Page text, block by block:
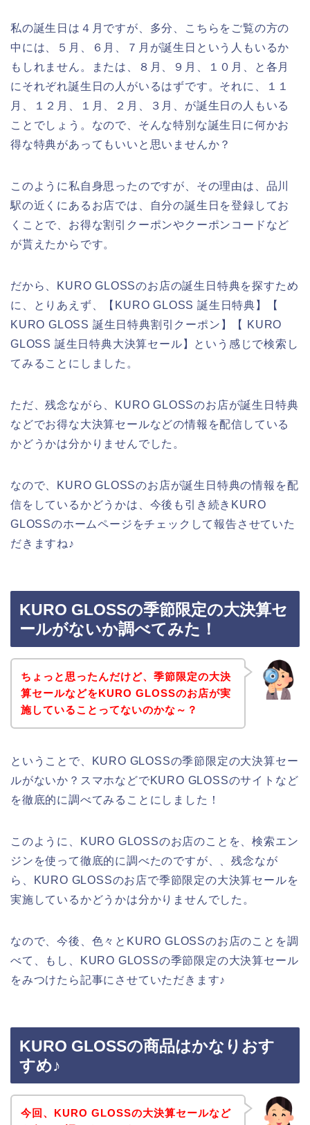
私の誕生日は４月ですが、多分、こちらをご覧の方の
中には、５月、６月、７月が誕生日という人もいるか
もしれません。または、８月、９月、１０月、と各月
にそれぞれ誕生日の人がいるはずです。それに、１１
月、１２月、１月、２月、３月、が誕生日の人もいる
ことでしょう。なので、そんな特別な誕生日に何かお
得な特典があってもいいと思いませんか？
このように私自身思ったのですが、その理由は、品川
駅の近くにあるお店では、自分の誕生日を登録してお
くことで、お得な割引クーポンやクーポンコードなど
が貰えたからです。
だから、KURO GLOSSのお店の誕生日特典を探すため
に、とりあえず、【KURO GLOSS 誕生日特典】【
KURO GLOSS 誕生日特典割引クーポン】【 KURO
GLOSS 誕生日特典大決算セール】という感じで検索し
てみることにしました。
ただ、残念ながら、KURO GLOSSのお店が誕生日特典
などでお得な大決算セールなどの情報を配信している
かどうかは分かりませんでした。
なので、KURO GLOSSのお店が誕生日特典の情報を配
信をしているかどうかは、今後も引き続きKURO
GLOSSのホームページをチェックして報告させていた
だきますね♪
KURO GLOSSの季節限定の大決算セ
ールがないか調べてみた！
ちょっと思ったんだけど、季節限定の大決
算セールなどをKURO GLOSSのお店が実
施していることってないのかな～？
ということで、KURO GLOSSの季節限定の大決算セー
ルがないか？スマホなどでKURO GLOSSのサイトなど
を徹底的に調べてみることにしました！
このように、KURO GLOSSのお店のことを、検索エン
ジンを使って徹底的に調べたのですが、、残念なが
ら、KURO GLOSSのお店で季節限定の大決算セールを
実施しているかどうかは分かりませんでした。
なので、今後、色々とKURO GLOSSのお店のことを調
べて、もし、KURO GLOSSの季節限定の大決算セール
をみつけたら記事にさせていただきます♪
KURO GLOSSの商品はかなりおす
すめ♪
今回、KURO GLOSSの大決算セールなど